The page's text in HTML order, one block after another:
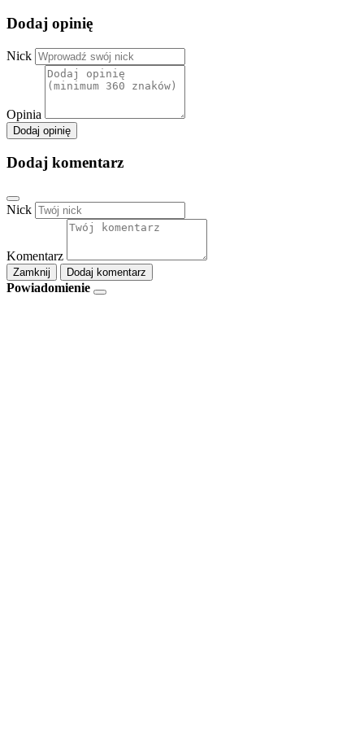
Dodaj opinię
Nick
Opinia
Dodaj opinię
Dodaj komentarz
Nick
Komentarz
Zamknij Dodaj komentarz
Powiadomienie